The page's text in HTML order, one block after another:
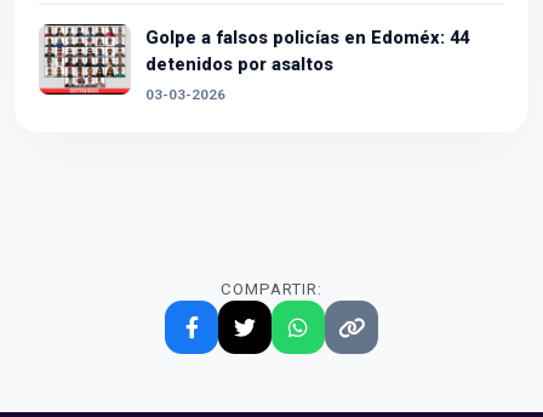
Golpe a falsos policías en Edoméx: 44
detenidos por asaltos
03-03-2026
COMPARTIR: